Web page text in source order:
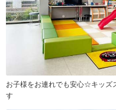
お子様をお連れでも安心☆キッズ
す